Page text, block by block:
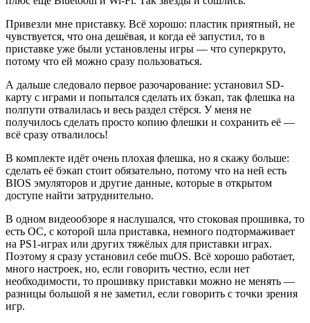
Привезли мне приставку. Всё хорошо: пластик приятный, не
чувствуется, что она дешёвая, и когда её запустил, то в
приставке уже были установлены игры — что суперкруто,
потому что ей можно сразу пользоваться.
А дальше следовало первое разочарование: установил SD-
карту с играми и попытался сделать их бэкап, так флешка на
полпути отвалилась и весь раздел стёрся. У меня не
получилось сделать просто копию флешки и сохранить её —
всё сразу отвалилось!
В комплекте идёт очень плохая флешка, но я скажу больше:
сделать её бэкап стоит обязательно, потому что на ней есть
BIOS эмуляторов и другие данные, которые в открытом
доступе найти затруднительно.
В одном видеообзоре я наслушался, что стоковая прошивка, то
есть ОС, с которой шла приставка, немного подтормаживает
на PS1-играх или других тяжёлых для приставки играх.
Поэтому я сразу установил себе muOS. Всё хорошо работает,
много настроек, но, если говорить честно, если нет
необходимости, то прошивку приставки можно не менять —
разницы большой я не заметил, если говорить с точки зрения
игр.